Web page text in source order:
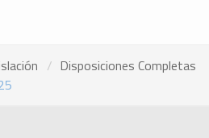
Disposiciones Completas